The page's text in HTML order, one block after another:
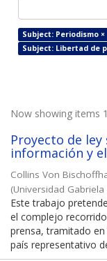
Subject: Periodismo ×
Subject: Libertad de
Now showing items
Proyecto de
información y
Collins Von
(Universidad Gabriela
Este trabajo
el complejo
prensa, tramitado
país representativo